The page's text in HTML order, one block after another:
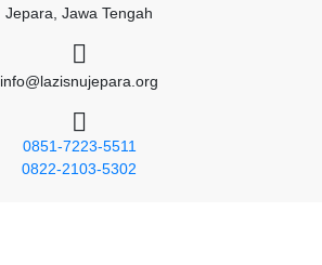
Jepara, Jawa Tengah
info@lazisnujepara.org
0851-7223-5511
0822-2103-5302